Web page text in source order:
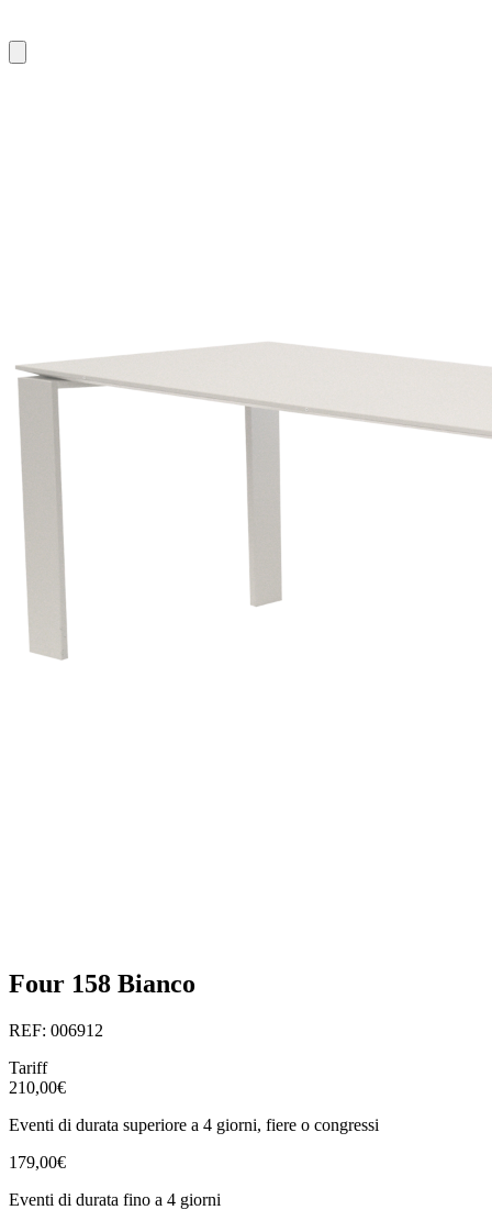
Four 158 Bianco
REF: 006912
Tariff
210,00€
Eventi di durata superiore a 4 giorni, fiere o congressi
179,00€
Eventi di durata fino a 4 giorni